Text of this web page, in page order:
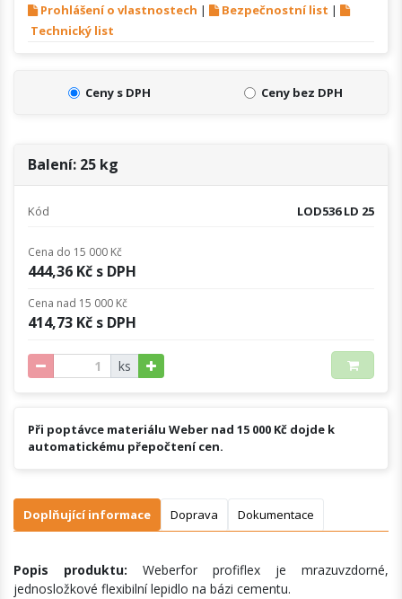
Prohlášení o vlastnostech | Bezpečnostní list |
Technický list
Ceny s DPH Ceny bez DPH
Balení: 25 kg
Kód LOD536 LD 25
Cena do 15 000 Kč
444,36 Kč s DPH
Cena nad 15 000 Kč
414,73 Kč s DPH
ks
Při poptávce materiálu Weber nad 15 000 Kč dojde k
automatickému přepočtení cen.
Doplňující informace Doprava Dokumentace
Popis produktu: Weberfor profiflex je mrazuvzdorné,
jednosložkové flexibilní lepidlo na bázi cementu.